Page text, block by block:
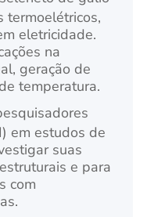
termoelétricos,
eletricidade.
na
geração de
temperatura.
em estudos de
suas
e para
com